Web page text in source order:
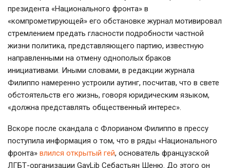
президента «Национального фронта» в
«компрометирующей» его обстановке журнал мотивировал
стремлением предать гласности подробности частной
жизни политика, представляющего партию, известную
направленными на отмену однополых браков
инициативами. Иными словами, в редакции журнала
Филиппо намеренно устроили аутинг, посчитав, что в свете
обстоятельств его жизнь, говоря юридическим языком,
«должна представлять общественный интерес».
Вскоре после скандала с Флорианом Филиппо в прессу
поступила информация о том, что в ряды «Национального
фронта» влился открытый гей, основатель французской
ЛГБТ-организации GayLib Себастьян Шеню. До этого он